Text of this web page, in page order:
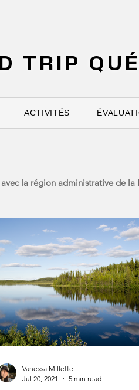
TRIP
ACTIVITÉS
la région administrative de la
Vanessa Millette
Jul 20, 2021
5 min read